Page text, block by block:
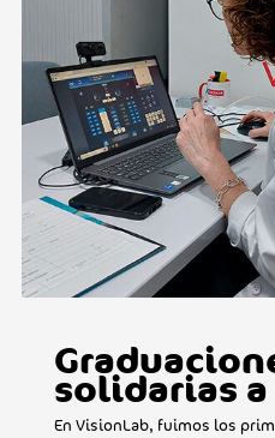
solidarias
En VisionLab, fuimos los